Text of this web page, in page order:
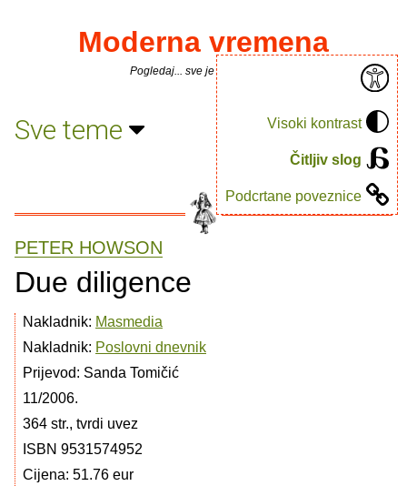
Visoki kontrast
Čitljiv slog
Podcrtane poveznice
Moderna vremena
Pogledaj... sve je puno knjiga.
Sve teme
PETER HOWSON
Due diligence
Nakladnik: Masmedia
Nakladnik: Poslovni dnevnik
Prijevod: Sanda Tomičić
11/2006.
364 str., tvrdi uvez
ISBN 9531574952
Cijena: 51.76 eur